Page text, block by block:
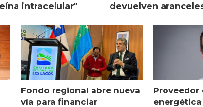
intracelular"
devuelven
Fondo regional abre nueva
vía para financiar
Proveedor